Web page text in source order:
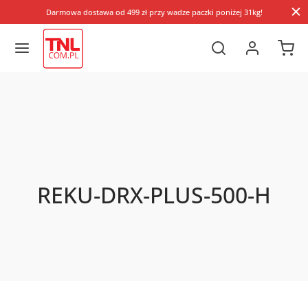
Darmowa dostawa od 499 zł przy wadze paczki poniżej 31kg!
REKU-DRX-PLUS-500-H